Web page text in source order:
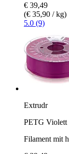
€ 39,49
(€ 35,90 / kg)
5.0 (9)
Extrudr
PETG Violett
Filament mit